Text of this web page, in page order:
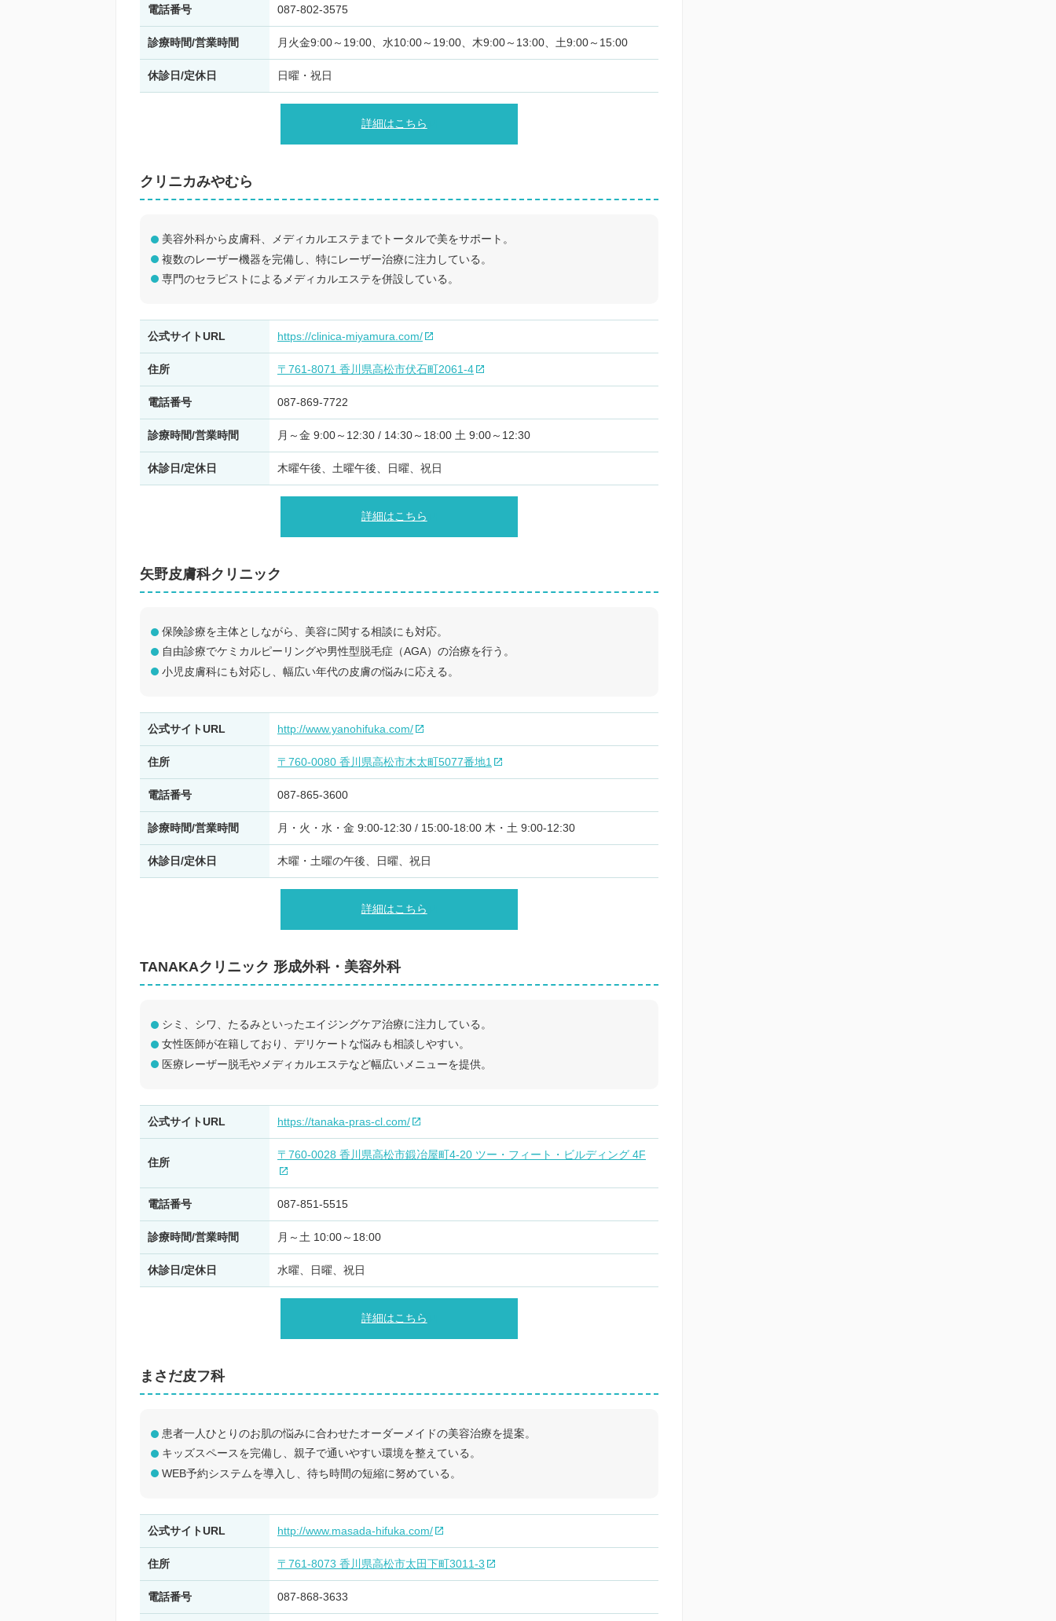
電話番号 087-802-3575
診療時間/営業時間 月火金9:00～19:00、水10:00～19:00、木9:00～13:00、土9:00～15:00
休診日/定休日 日曜・祝日
詳細はこちら
クリニカみやむら
美容外科から皮膚科、メディカルエステまでトータルで美をサポート。
複数のレーザー機器を完備し、特にレーザー治療に注力している。
専門のセラピストによるメディカルエステを併設している。
公式サイトURL https://clinica-miyamura.com/
住所 〒761-8071 香川県高松市伏石町2061-4
電話番号 087-869-7722
診療時間/営業時間 月～金 9:00～12:30 / 14:30～18:00 土 9:00～12:30
休診日/定休日 木曜午後、土曜午後、日曜、祝日
詳細はこちら
矢野皮膚科クリニック
保険診療を主体としながら、美容に関する相談にも対応。
自由診療でケミカルピーリングや男性型脱毛症（AGA）の治療を行う。
小児皮膚科にも対応し、幅広い年代の皮膚の悩みに応える。
公式サイトURL http://www.yanohifuka.com/
住所 〒760-0080 香川県高松市木太町5077番地1
電話番号 087-865-3600
診療時間/営業時間 月・火・水・金 9:00-12:30 / 15:00-18:00 木・土 9:00-12:30
休診日/定休日 木曜・土曜の午後、日曜、祝日
詳細はこちら
TANAKAクリニック 形成外科・美容外科
シミ、シワ、たるみといったエイジングケア治療に注力している。
女性医師が在籍しており、デリケートな悩みも相談しやすい。
医療レーザー脱毛やメディカルエステなど幅広いメニューを提供。
公式サイトURL https://tanaka-pras-cl.com/
住所
〒760-0028 香川県高松市鍛冶屋町4-20 ツー・フィート・ビルディング 4F
電話番号 087-851-5515
診療時間/営業時間 月～土 10:00～18:00
休診日/定休日 水曜、日曜、祝日
詳細はこちら
まさだ皮フ科
患者一人ひとりのお肌の悩みに合わせたオーダーメイドの美容治療を提案。
キッズスペースを完備し、親子で通いやすい環境を整えている。
WEB予約システムを導入し、待ち時間の短縮に努めている。
公式サイトURL http://www.masada-hifuka.com/
住所 〒761-8073 香川県高松市太田下町3011-3
電話番号 087-868-3633